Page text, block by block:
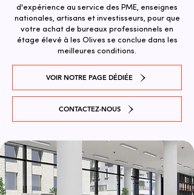
d'expérience au service des PME, enseignes
nationales, artisans et investisseurs, pour que
votre achat de bureaux professionnels en
étage élevé à les Olives se conclue dans les
meilleures conditions.
VOIR NOTRE PAGE DÉDIÉE
CONTACTEZ-NOUS